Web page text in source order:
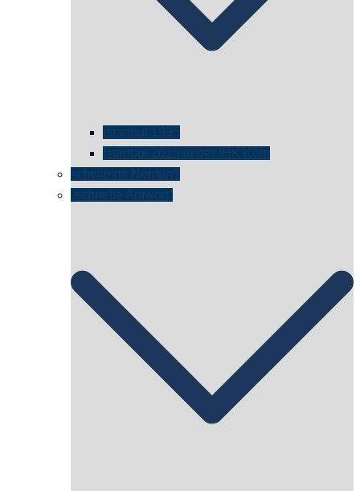
istanbul 1995
Istanbul 2015 in der IHK Köln
schwimmt Neptun?
„schnelle Antwort“